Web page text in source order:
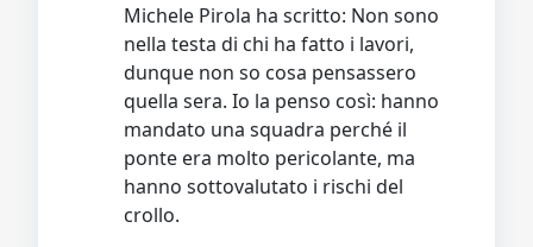
Michele Pirola ha scritto: Non sono
nella testa di chi ha fatto i lavori,
dunque non so cosa pensassero
quella sera. Io la penso così: hanno
mandato una squadra perché il
ponte era molto pericolante, ma
hanno sottovalutato i rischi del
crollo.